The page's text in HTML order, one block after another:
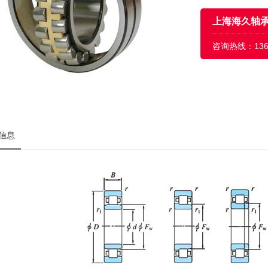
上海海久轴
咨询热线：
息